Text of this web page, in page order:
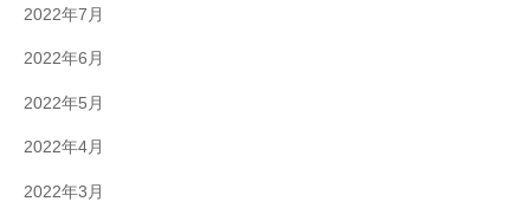
2022年7月
2022年6月
2022年5月
2022年4月
2022年3月